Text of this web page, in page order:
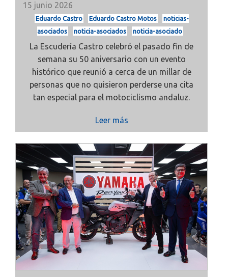
15 junio 2026
Eduardo Castro Eduardo Castro Motos
noticias-
asociados
noticia-asociados noticia-asociado
La Escudería Castro celebró el pasado fin de
semana su 50 aniversario con un evento
histórico que reunió a cerca de un millar de
personas que no quisieron perderse una cita
tan especial para el motociclismo andaluz.
Leer más